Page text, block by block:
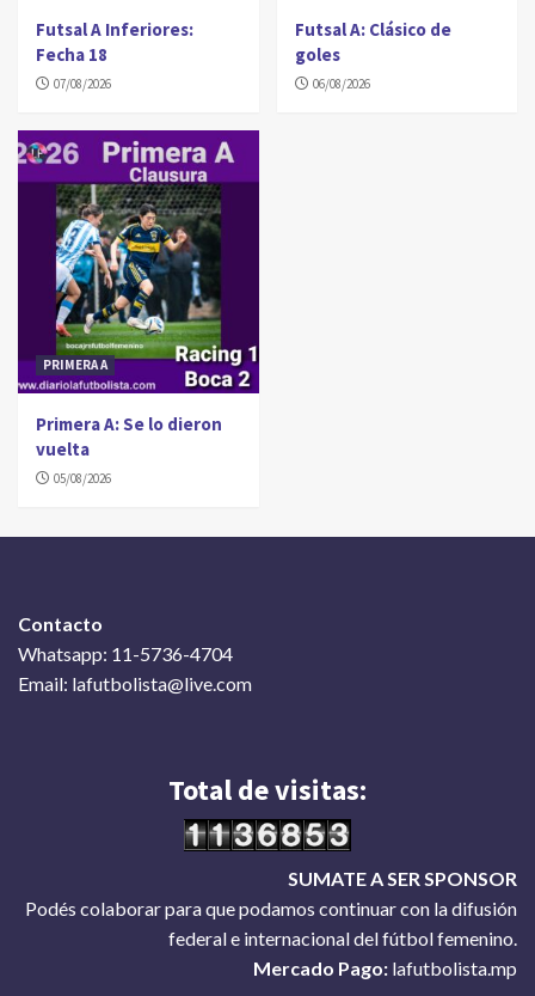
Futsal A Inferiores:
Fecha 18
07/08/2026
Futsal A: Clásico de
goles
06/08/2026
PRIMERA A
Primera A: Se lo dieron
vuelta
05/08/2026
Contacto
Whatsapp: 11-5736-4704
Email: lafutbolista@live.com
Total de visitas:
SUMATE A SER SPONSOR
Podés colaborar para que podamos continuar con la difusión
federal e internacional del fútbol femenino.
Mercado Pago: lafutbolista.mp